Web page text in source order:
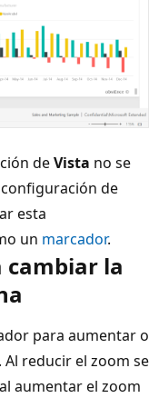
deVista no se
de
esta
un marcador.
cambiar la
para aumentar o
reducir el zoom se
aumentar el zoom